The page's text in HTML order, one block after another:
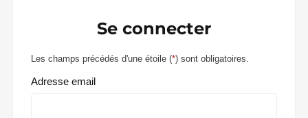
Se connecter
Les champs précédés d'une étoile (*) sont obligatoires.
Adresse email